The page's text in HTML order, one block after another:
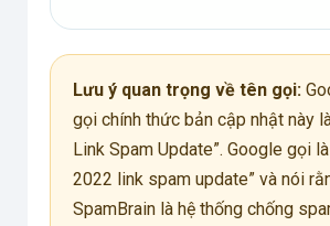
Lưu ý quan trọng về tên gọi:
gọi chính thức bản cập nhật này
Link Spam Update”. Google gọi
2022 link spam update” và nói
SpamBrain là hệ thống chống